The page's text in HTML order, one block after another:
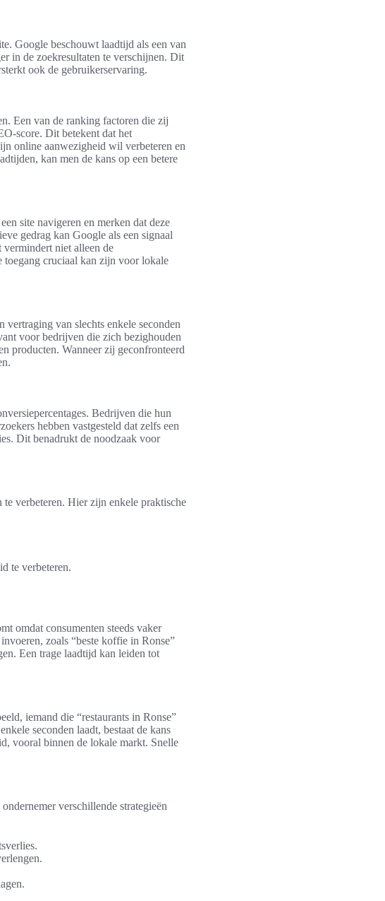
Google beschouwt laadtijd als een van
in de zoekresultaten te verschijnen. Dit
ook de gebruikerservaring.
Een van de ranking factoren die zij
score. Dit betekent dat het
online aanwezigheid wil verbeteren en
kan men de kans op een betere
site navigeren en merken dat deze
gedrag kan Google als een signaal
niet alleen de
toegang cruciaal kan zijn voor lokale
vertraging van slechts enkele seconden
voor bedrijven die zich bezighouden
producten. Wanneer zij geconfronteerd
Bedrijven die hun
hebben vastgesteld dat zelfs een
Dit benadrukt de noodzaak voor
verbeteren. Hier zijn enkele praktische
te verbeteren.
omdat consumenten steeds vaker
zoals “beste koffie in Ronse”
Een trage laadtijd kan leiden tot
iemand die “restaurants in Ronse”
seconden laadt, bestaat de kans
vooral binnen de lokale markt. Snelle
verschillende strategieën